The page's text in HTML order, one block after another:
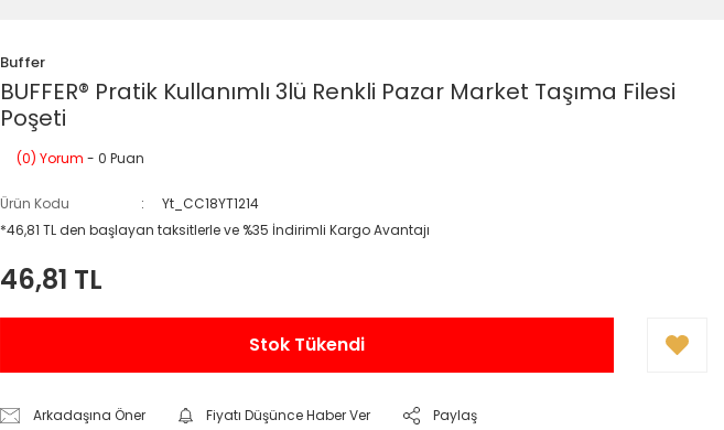
Buffer
BUFFER® Pratik Kullanımlı 3lü Renkli Pazar Market Taşıma Filesi
Poşeti
(0) Yorum - 0 Puan
Ürün Kodu
Yt_CC18YT1214
*46,81 TL den başlayan taksitlerle ve %35 İndirimli Kargo Avantajı
46,81 TL
Stok Tükendi
Arkadaşına Öner Fiyatı Düşünce Haber Ver Paylaş